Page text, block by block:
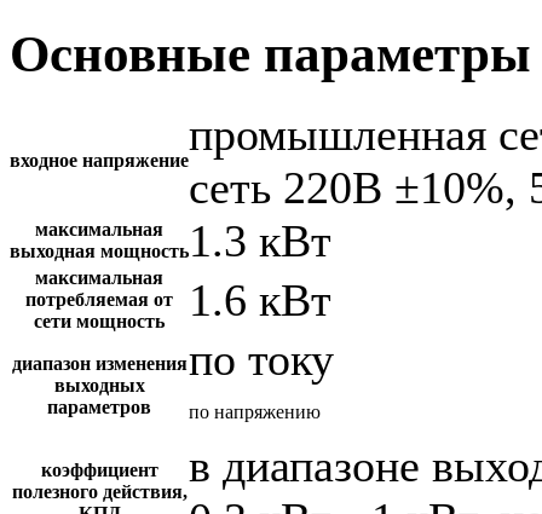
Основные параметры
входное напряжение
промышленная
сеть 220В ±10%,
максимальная
выходная мощность1.3 кВт
максимальная
потребляемая от
сети мощность
1.6 кВт
диапазон изменения
выходных
параметров
по току
по напряжению
коэффициент
полезного действия,
в диапазоне